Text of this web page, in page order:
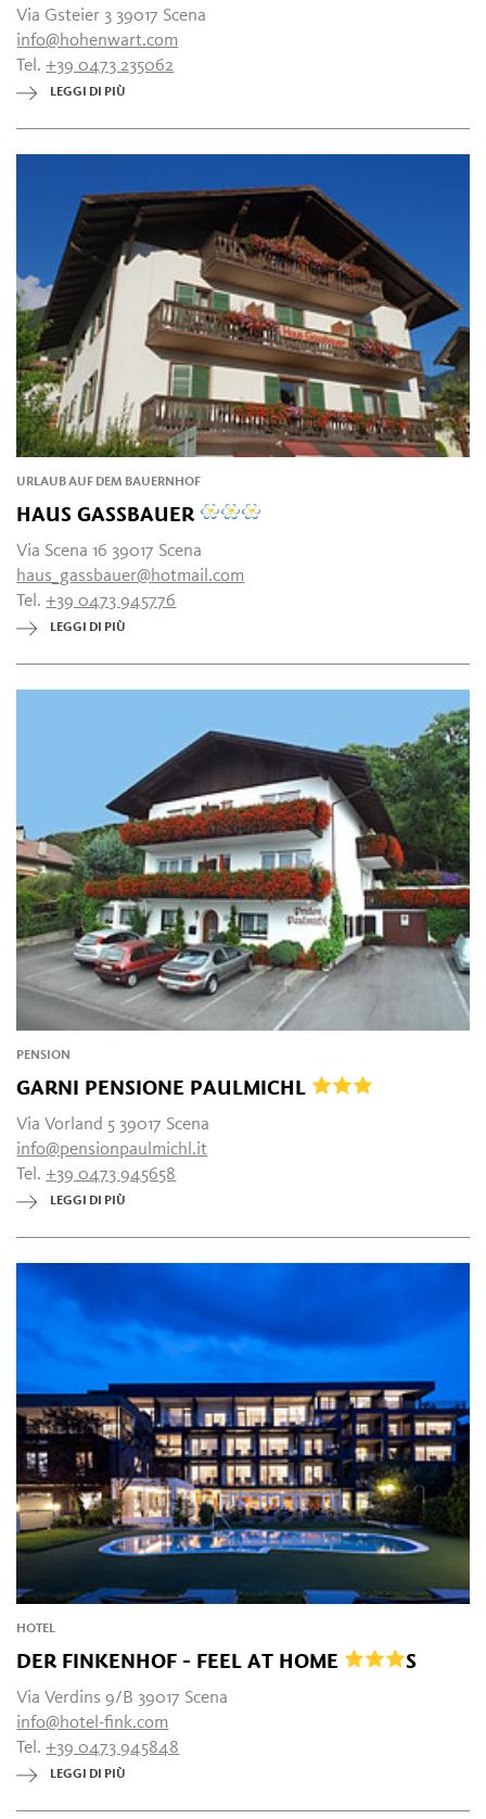
Via Gsteier 3 39017 Scena
info@hohenwart.com
Tel.+39 0473 235062
LEGGI DI PIÙ
URLAUB AUF DEM BAUERNHOF
HAUS GASSBAUER
Via Scena 16 39017 Scena
haus_gassbauer@hotmail.com
Tel.+39 0473 945776
LEGGI DI PIÙ
PENSION
GARNI PENSIONE PAULMICHL
Via Vorland 5 39017 Scena
info@pensionpaulmichl.it
Tel.+39 0473 945658
LEGGI DI PIÙ
HOTEL
DER FINKENHOF - FEEL AT HOME S
Via Verdins 9/B 39017 Scena
info@hotel-fink.com
Tel.+39 0473 945848
LEGGI DI PIÙ